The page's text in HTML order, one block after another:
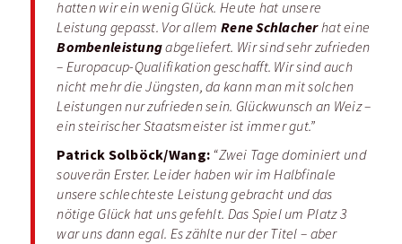
hatten wir ein wenig Glück. Heute hat unsere
Leistung gepasst. Vor allem Rene Schlacherhat eine
Bombenleistungabgeliefert. Wir sind sehr zufrieden
– Europacup-Qualifikation geschafft. Wir sind auch
nicht mehr die Jüngsten, da kann man mit solchen
Leistungen nur zufrieden sein. Glückwunsch an Weiz –
ein steirischer Staatsmeister ist immer gut.”
Patrick Solböck/Wang: “Zwei Tage dominiert und
souverän Erster. Leider haben wir im Halbfinale
unsere schlechteste Leistung gebracht und das
nötige Glück hat uns gefehlt. Das Spiel um Platz 3
war uns dann egal. Es zählte nur der Titel – aber